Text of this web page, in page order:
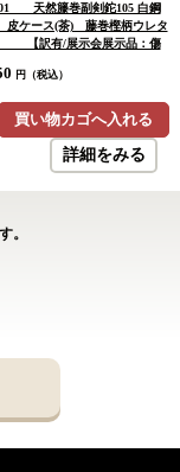
天然籐巻副剣鉈105 白鋼
ケース(茶) 藤巻樫柄ウレタ
【訳有/展示会展示品：傷
円（税込）
買い物カゴへ入れる
詳細をみる
。